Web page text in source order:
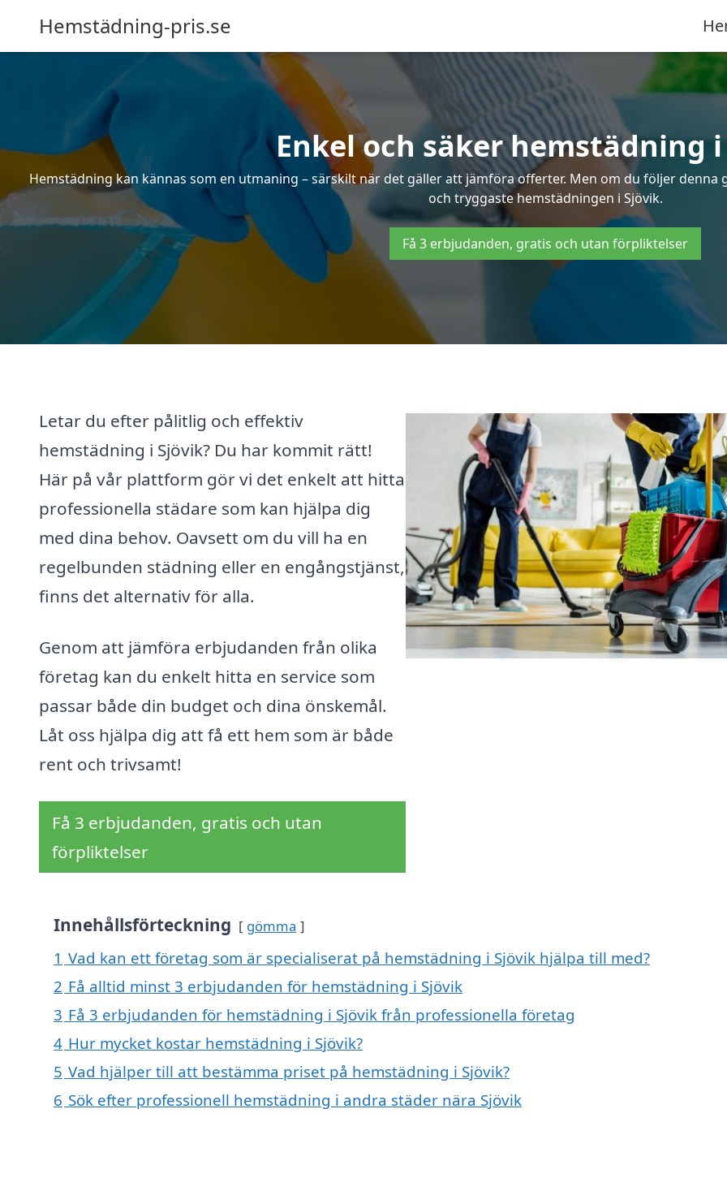
Hemstädning-pris.se
Enkel och säker hemstädning
Hemstädning kan kännas som en utmaning – särskilt när det gäller att jämföra offerter. Men om du följer
och tryggaste hemstädningen i Sjövik.
Få 3 erbjudanden, gratis och utan förpliktelser
Letar du efter pålitlig och effektiv
hemstädning i Sjövik? Du har kommit rätt!
Här på vår plattform gör vi det enkelt att hitta
professionella städare som kan hjälpa dig
med dina behov. Oavsett om du vill ha en
regelbunden städning eller en engångstjänst,
finns det alternativ för alla.
Genom att jämföra erbjudanden från olika
företag kan du enkelt hitta en service som
passar både din budget och dina önskemål.
Låt oss hjälpa dig att få ett hem som är både
rent och trivsamt!
Få 3 erbjudanden, gratis och utan
förpliktelser
Innehållsförteckning gömma
1 Vad kan ett företag som är specialiserat på hemstädning i Sjövik hjälpa till med?
2 Få alltid minst 3 erbjudanden för hemstädning i Sjövik
3 Få 3 erbjudanden för hemstädning i Sjövik från professionella företag
4 Hur mycket kostar hemstädning i Sjövik?
5 Vad hjälper till att bestämma priset på hemstädning i Sjövik?
6 Sök efter professionell hemstädning i andra städer nära Sjövik